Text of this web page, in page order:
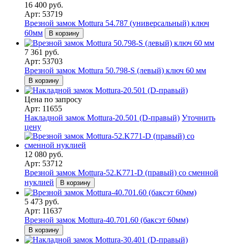
16 400 руб.
Арт: 53719
Врезной замок Mottura 54.787 (универсальный) ключ
60мм
В корзину
7 361 руб.
Арт: 53703
Врезной замок Mottura 50.798-S (левый) ключ 60 мм
В корзину
Цена по запросу
Арт: 11655
Накладной замок Mottura-20.501 (D-правый) Уточнить
цену
12 080 руб.
Арт: 53712
Врезной замок Mottura-52.K771-D (правый) со сменной
нуклией
В корзину
5 473 руб.
Арт: 11637
Врезной замок Mottura-40.701.60 (баксэт 60мм)
В корзину